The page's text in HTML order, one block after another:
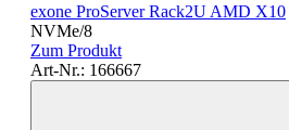
exone ProServer Rack2U AMD X10
NVMe/8
Zum Produkt
Art-Nr.: 166667